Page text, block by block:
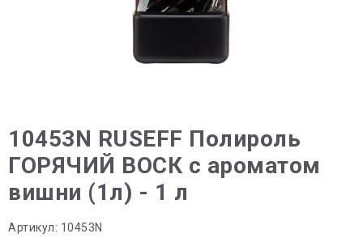
10453N RUSEFF Полироль
ГОРЯЧИЙ ВОСК с ароматом
вишни (1л) - 1 л
Артикул: 10453N